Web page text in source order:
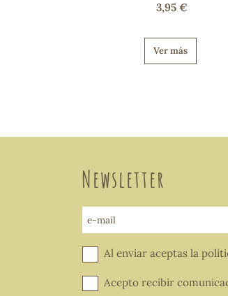
3,95 €
Ver más
Newsletter
e-mail
Al enviar aceptas la
Acepto recibir